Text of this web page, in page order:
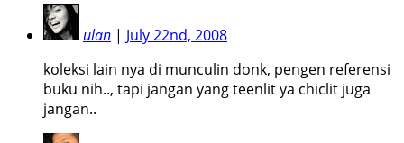
ulan | July 22nd, 2008
koleksi lain nya di munculin donk, pengen referensi
buku nih.., tapi jangan yang teenlit ya chiclit juga
jangan..